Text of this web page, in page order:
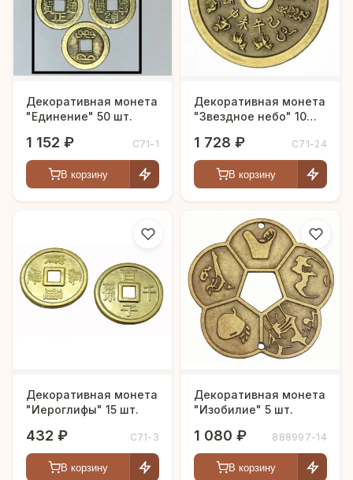
Декоративная монета
"Единение" 50 шт.
1 152 ₽ С71-1
В корзину
Декоративная монета
"Звездное небо" 10
1 728 ₽ С71-24
В корзину
Декоративная монета
"Иероглифы" 15 шт.
432 ₽ С71-3
В корзину
Декоративная монета
"Изобилие" 5 шт.
1 080 ₽ 888997-14
В корзину